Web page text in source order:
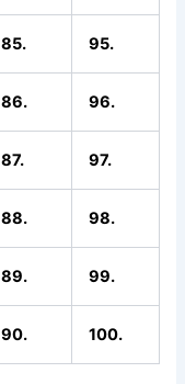
85. 95.
86. 96.
87. 97.
88. 98.
89. 99.
90. 100.